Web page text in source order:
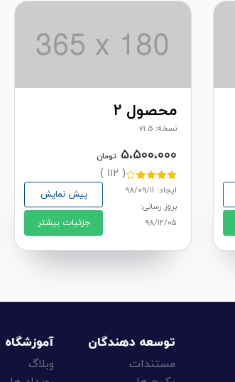
محصول 2
نسخه: v1.5
۵،۵۰۰،۰۰۰ تومان
( ۱۱۲ )
ایجاد: ۹۸/۰۹/۱۱
بروز رسانی:
۹۸/۱۲/۰۵
پیش نمایش
جزئیات بیشتر
توسعه دهندگان
مستندات
آموزشگاه
وبلاگ